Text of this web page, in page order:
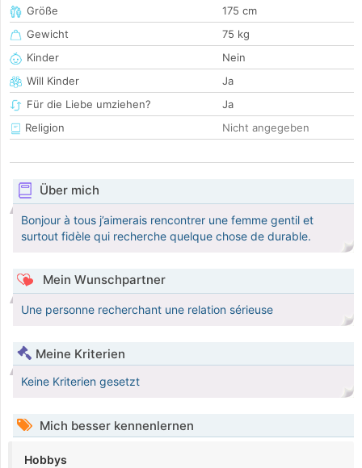
Größe
175 cm
Gewicht
75 kg
Kinder
Nein
Will Kinder
Ja
Für die Liebe umziehen?
Ja
Religion
Nicht angegeben
Über mich
Bonjour à tous j’aimerais rencontrer une femme gentil et
surtout fidèle qui recherche quelque chose de durable.
Mein Wunschpartner
Une personne recherchant une relation sérieuse
Meine Kriterien
Keine Kriterien gesetzt
Mich besser kennenlernen
Hobbys